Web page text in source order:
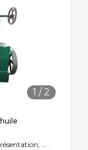
1 / 2
...